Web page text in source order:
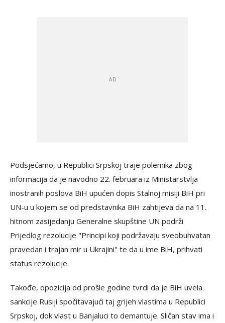
Podsjećamo, u Republici Srpskoj traje polemika zbog
informacija da je navodno 22. februara iz Ministarstvlja
inostranih poslova BiH upućen dopis Stalnoj misiji BiH pri
UN-u u kojem se od predstavnika BiH zahtijeva da na 11.
hitnom zasijedanju Generalne skupštine UN podrži
Prijedlog rezolucije "Principi koji podržavaju sveobuhvatan
pravedan i trajan mir u Ukrajini" te da u ime BiH, prihvati
status rezolucije.
Takođe, opozicija od prošle godine tvrdi da je BiH uvela
sankcije Rusiji spočitavajući taj grijeh vlastima u Republici
Srpskoj, dok vlast u Banjaluci to demantuje. Sličan stav ima i